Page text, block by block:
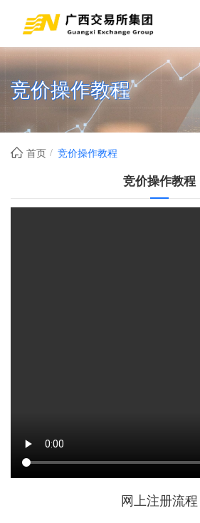
竞价操作教程
首页 竞价操作教程
竞价操作教程
网上注册流程